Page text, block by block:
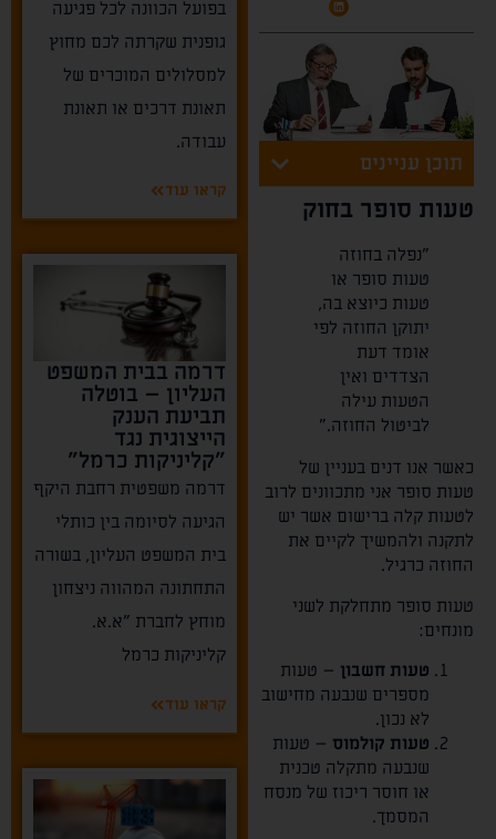
תוכן עניינים
טעות סופר בחוק
"נפלה בחוזה
טעות סופר או
טעות כיוצא בה,
יתוקן החוזה לפי
אומד דעת
הצדדים ואין
הטעות עילה
לביטול החוזה."
כאשר אנו דנים בעניין של
טעות סופר אני מתכוונים לרוב
לטעות קלה ברישום אשר יש
לתקנה ולהמשיך לקיים את
החוזה כרגיל.
טעות סופר מתחלקת לשני
מונחים:
טעות חשבון– טעות
מספרים שנבעה מחישוב
לא נכון.
טעות קולמוס– טעות
שנבעה מתקלה טכנית
או חוסר ריכוז של מנסח
המסמך.
בפועל הכוונה לכל פגיעה
גופנית שקרתה לכם מחוץ
למסלולים המוכרים של
תאונת דרכים או תאונת
עבודה.
קראו עוד
דרמה בבית המשפט
העליון – בוטלה
תביעת הענק
הייצוגית נגד
"קליניקות כרמל"
דרמה משפטית רחבת היקף
הגיעה לסיומה בין כותלי
בית המשפט העליון, בשורה
התחתונה המהווה ניצחון
מוחץ לחברת "א.א.
קליניקות כרמל
קראו עוד